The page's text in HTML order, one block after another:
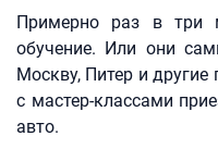
Примерно раз в три
обучение. Или они
Москву, Питер и
с мастер-классами
авто.